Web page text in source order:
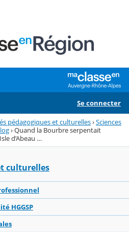
Se connecter
pédagogiques et culturelles›Sciences
›Quand la Bourbre serpentait
d’Abeau …
culturelles
HGGSP